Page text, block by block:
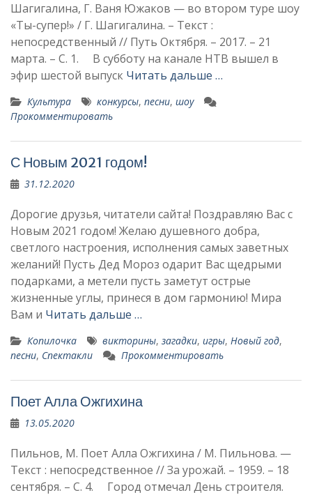
Шагигалина, Г. Ваня Южаков — во втором туре шоу
«Ты-супер!» / Г. Шагигалина. – Текст :
непосредственный // Путь Октября. – 2017. – 21
марта. – С. 1. В субботу на канале НТВ вышел в
эфир шестой выпуск Читать дальше …
Культура конкурсы, песни, шоу
Прокомментировать
С Новым 2021 годом!
31.12.2020
Дорогие друзья, читатели сайта! Поздравляю Вас с
Новым 2021 годом! Желаю душевного добра,
светлого настроения, исполнения самых заветных
желаний! Пусть Дед Мороз одарит Вас щедрыми
подарками, а метели пусть заметут острые
жизненные углы, принеся в дом гармонию! Мира
Вам и Читать дальше …
Копилочка викторины, загадки, игры, Новый год,
песни, Спектакли Прокомментировать
Поет Алла Ожгихина
13.05.2020
Пильнов, М. Поет Алла Ожгихина / М. Пильнова. —
Текст : непосредственное // За урожай. – 1959. – 18
сентября. – С. 4. Город отмечал День строителя.